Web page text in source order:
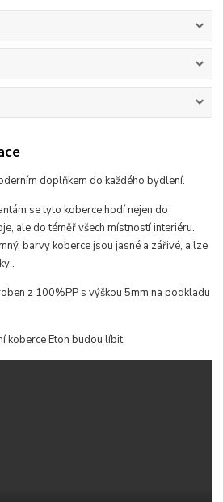
doplňkem do každého bydlení.
se tyto koberce hodínejen do
ale do téměř všech místností interiéru.
barvy koberce jsou jasné a zářivé, a lze
.
z 100%PP s výškou 5mm na podkladu
koberce Eton budou líbit.